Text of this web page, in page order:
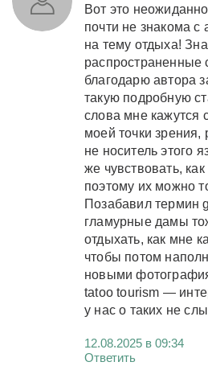
Вот это
почти не знакома с
на тему отдыха!
распространенные
благодарю автора
такую подробную
слова мне кажутся
моей точки зрения,
не носитель этого
же чувствовать,
поэтому их можно
Позабавил
гламурные дамы
отдыхать, как мне
чтобы потом
новыми
tatoo tourism —
у нас о таких не
12.08.2025 в 09:34
Ответить